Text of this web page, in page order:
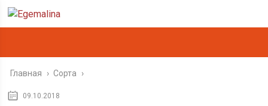
Главная › Сорта ›
09.10.2018